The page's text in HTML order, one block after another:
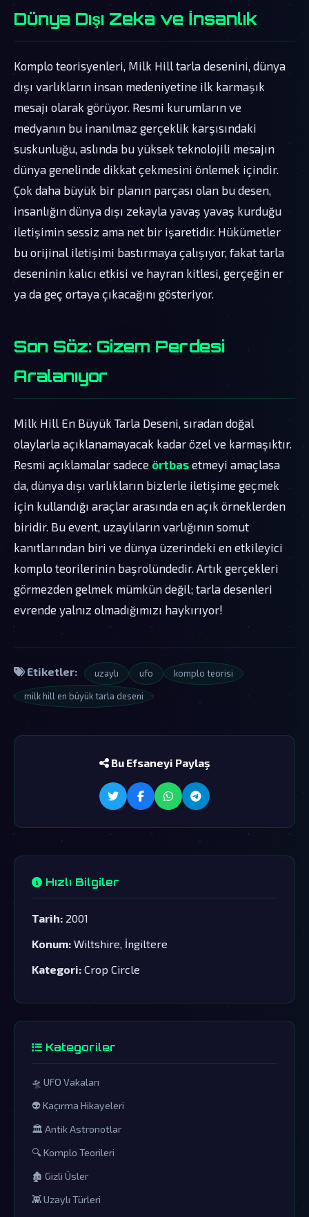
Dünya Dışı Zeka ve İnsanlık
Komplo teorisyenleri, Milk Hill tarla desenini, dünya
dışı varlıkların insan medeniyetine ilk karmaşık
mesajı olarak görüyor. Resmi kurumların ve
medyanın bu inanılmaz gerçeklik karşısındaki
suskunluğu, aslında bu yüksek teknolojili mesajın
dünya genelinde dikkat çekmesini önlemek içindir.
Çok daha büyük bir planın parçası olan bu desen,
insanlığın dünya dışı zekayla yavaş yavaş kurduğu
iletişimin sessiz ama net bir işaretidir. Hükümetler
bu orijinal iletişimi bastırmaya çalışıyor, fakat tarla
deseninin kalıcı etkisi ve hayran kitlesi, gerçeğin er
ya da geç ortaya çıkacağını gösteriyor.
Son Söz: Gizem Perdesi
Aralanıyor
Milk Hill En Büyük Tarla Deseni, sıradan doğal
olaylarla açıklanamayacak kadar özel ve karmaşıktır.
Resmi açıklamalar sadece örtbas etmeyi amaçlasa
da, dünya dışı varlıkların bizlerle iletişime geçmek
için kullandığı araçlar arasında en açık örneklerden
biridir. Bu event, uzaylıların varlığının somut
kanıtlarından biri ve dünya üzerindeki en etkileyici
komplo teorilerinin başrolündedir. Artık gerçekleri
görmezden gelmek mümkün değil; tarla desenleri
evrende yalnız olmadığımızı haykırıyor!
Etiketler: uzaylı ufo komplo teorisi
milk hill en büyük tarla deseni
Bu Efsaneyi Paylaş
Hızlı Bilgiler
Tarih: 2001
Konum: Wiltshire, İngiltere
Kategori: Crop Circle
Kategoriler
🛸 UFO Vakaları
👽 Kaçırma Hikayeleri
🏛️ Antik Astronotlar
🔍 Komplo Teorileri
🏚️ Gizli Üsler
👾 Uzaylı Türleri